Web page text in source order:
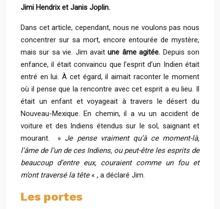
Jimi Hendrix et Janis Joplin.
Dans cet article, cependant, nous ne voulons pas nous
concentrer sur sa mort, encore entourée de mystère,
mais sur sa vie. Jim avaitune âme agitée. Depuis son
enfance, il était convaincu que l’esprit d’un Indien était
entré en lui. À cet égard, il aimait raconter le moment
où il pense que la rencontre avec cet esprit a eu lieu. Il
était un enfant et voyageait à travers le désert du
Nouveau-Mexique. En chemin, il a vu un accident de
voiture et des Indiens étendus sur le sol, saignant et
mourant. » Je pense vraiment qu’à ce moment-là,
l’âme de l’un de ces Indiens, ou peut-être les esprits de
beaucoup d’entre eux, couraient comme un fou et
m’ont traversé la tête« , a déclaré Jim.
Les portes